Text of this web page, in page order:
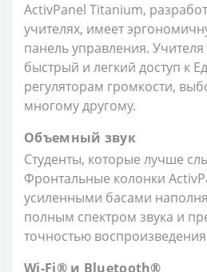
ActivPanel Titanium,
учителях, имеет
панель управления.
быстрый и легкий доступ к
регуляторам громкости,
многому другому.
Объемный звук
Студенты, которые лучше
Фронтальные колонки
усиленными басами
полным спектром звука и
точностью
Wi-Fi® и Bluetooth®